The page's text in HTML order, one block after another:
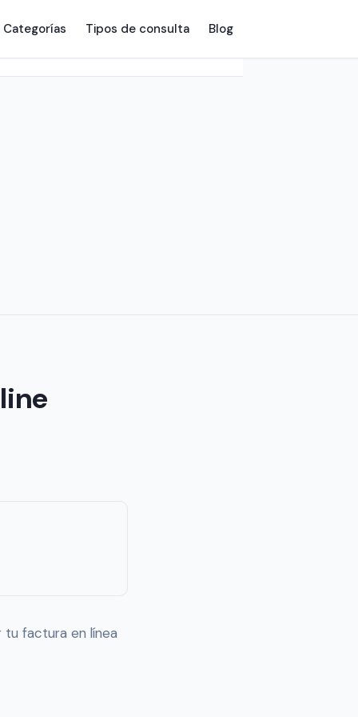
Categorías Tipos de consulta Blog
tu factura en línea